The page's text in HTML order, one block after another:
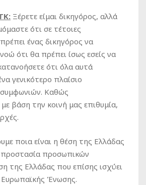
: Ξέρετε είμαι δικηγόρος, αλλά
ότι σε τέτοιες
ένας δικηγόρος να
ότι θα πρέπει ίσως εσείς να
ότι όλα αυτά
γενικότερο πλαίσιο
συμφωνιών. Καθώς
βάση την κοινή μας επιθυμία,
ποια είναι η θέση της Ελλάδας
προσωπικών
της Ελλάδας που επίσης ισχύει
Ένωσης.